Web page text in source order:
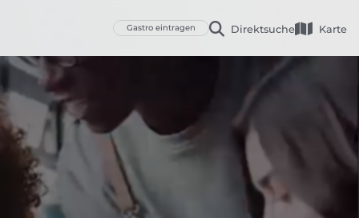
Gastro eintragen Direktsuche Karte